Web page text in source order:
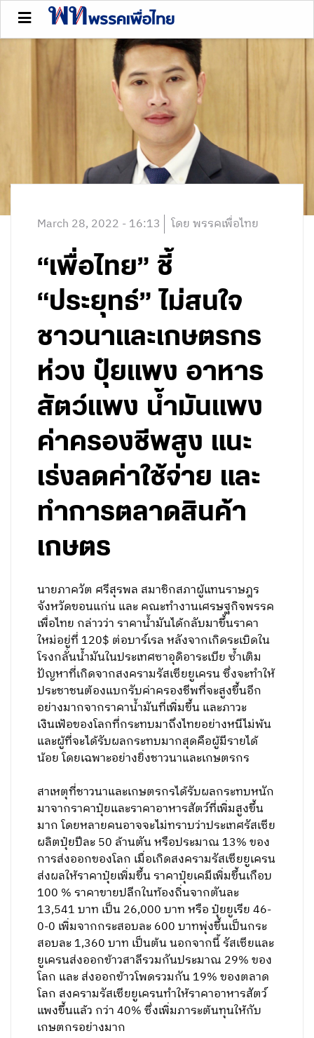
March 28, 2022 - 16:13 โดย พรรคเพื่อไทย
“เพื่อไทย” ชี้
“ประยุทธ์” ไม่สนใจ
ชาวนาและเกษตรกร
ห่วง ปุ๋ยแพง อาหาร
สัตว์แพง น้ำมันแพง
ค่าครองชีพสูง แนะ
เร่งลดค่าใช้จ่าย และ
ทำการตลาดสินค้า
เกษตร
นายภาควัต ศรีสุรพล สมาชิกสภาผู้แทนราษฎร
จังหวัดขอนแก่น และ คณะทำงานเศรษฐกิจพรรค
เพื่อไทย กล่าวว่า ราคาน้ำมันได้กลับมาขึ้นราคา
ใหม่อยู่ที่ 120$ ต่อบาร์เรล หลังจากเกิดระเบิดใน
โรงกลั่นน้ำมันในประเทศซาอุดิอาระเบีย ซ้ำเติม
ปัญหาที่เกิดจากสงครามรัสเซียยูเครน ซึ่งจะทำให้
ประชาชนต้องแบกรับค่าครองชีพที่จะสูงขึ้นอีก
อย่างมากจากราคาน้ำมันที่เพิ่มขึ้น และภาวะ
เงินเฟ้อของโลกที่กระทบมาถึงไทยอย่างหนีไม่พ้น
และผู้ที่จะได้รับผลกระทบมากสุดคือผู้มีรายได้
น้อย โดยเฉพาะอย่างยิ่งชาวนาและเกษตรกร
สาเหตุที่ชาวนาและเกษตรกรได้รับผลกระทบหนัก
มาจากราคาปุ๋ยและราคาอาหารสัตว์ที่เพิ่มสูงขึ้น
มาก โดยหลายคนอาจจะไม่ทราบว่าประเทศรัสเซีย
ผลิตปุ๋ยปีละ 50 ล้านตัน หรือประมาณ 13% ของ
การส่งออกของโลก เมื่อเกิดสงครามรัสเซียยูเครน
ส่งผลให้ราคาปุ๋ยเพิ่มขึ้น ราคาปุ๋ยเคมีเพิ่มขึ้นเกือบ
100 % ราคาขายปลีกในท้องถิ่นจากตันละ
13,541 บาท เป็น 26,000 บาท หรือ ปุ๋ยยูเรีย 46-
0-0 เพิ่มจากกระสอบละ 600 บาทพุ่งขึ้นเป็นกระ
สอบละ 1,360 บาท เป็นต้น นอกจากนี้ รัสเซียและ
ยูเครนส่งออกข้าวสาลีรวมกันประมาณ 29% ของ
โลก และ ส่งออกข้าวโพดรวมกัน 19% ของตลาด
โลก สงครามรัสเซียยูเครนทำให้ราคาอาหารสัตว์
แพงขึ้นแล้ว กว่า 40% ซึ่งเพิ่มภาระต้นทุนให้กับ
เกษตกรอย่างมาก